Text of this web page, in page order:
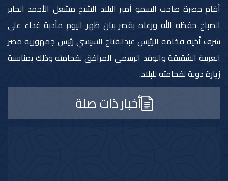
أقام حضرة صاحب السمو أمير البلاد الشيخ مشعل الأحمد الجابر
الصباح حفظه الله ورعاه بقصر بيان ظهر اليوم مأدبة غداء على
شرف أخيه فخامة الرئيس عبدالفتاح السيسي رئيس جمهورية مصر
العربية الشقيقة والوفد الرسمي المرافق لفخامته وذلك بمناسبة
زيارة دولة لفخامته للبلاد.
أخبار ذات صلة